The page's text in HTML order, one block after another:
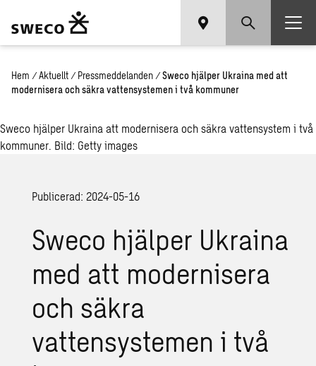
Hem / Aktuellt / Pressmeddelanden / Sweco hjälper Ukraina med att
modernisera och säkra vattensystemen i två kommuner
Sweco hjälper Ukraina att modernisera och säkra vattensystem i två
kommuner. Bild: Getty images
Publicerad: 2024-05-16
Sweco hjälper Ukraina
med att modernisera
och säkra
vattensystemen i två